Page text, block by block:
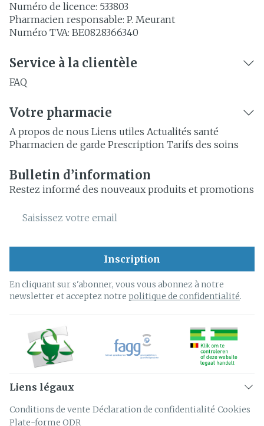
Numéro de licence: 533803
Pharmacien responsable: P. Meurant
Numéro TVA: BE0828366340
Service à la clientèle
FAQ
Votre pharmacie
A propos de nous Liens utiles Actualités santé
Pharmacien de garde Prescription Tarifs des soins
Bulletin d’information
Restez informé des nouveaux produits et promotions
Adresse mail
Inscription
En cliquant sur s'abonner, vous vous abonnez à notre
newsletter et acceptez notre politique de confidentialité.
Liens légaux
Conditions de vente Déclaration de confidentialité Cookies
Plate-forme ODR